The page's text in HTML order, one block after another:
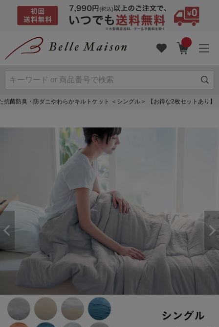
抗菌防臭・防ダニやわらかキルトケット ＜シングル＞ 【お得な2枚セットあり】